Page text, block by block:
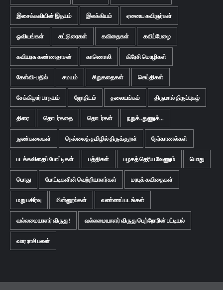
இசைக்கவியின் இதயம் இலக்கியம் ஏனைய கவிஞர்கள்
ஓவியங்கள் கட்டுரைகள் கவிதைகள் கவிப்பேழை
கவியரசு கண்ணதாசன் காணொலி கிரேசி மொழிகள்
கேள்வி-பதில் சமயம் சிறுகதைகள் செய்திகள்
சேக்கிழார் பா நயம் ஜோதிடம் தலையங்கம் திருமால் திருப்புகழ்
திரை தொடர்கதை தொடர்கள் நறுக்..துணுக்...
நுண்கலைகள் நெல்லைத் தமிழில் திருக்குறள் நேர்காணல்கள்
படக்கவிதைப் போட்டிகள் பத்திகள் பழகத் தெரிய வேணும் பொது
பொது போட்டிகளின் வெற்றியாளர்கள் மரபுக் கவிதைகள்
மறு பகிர்வு மின்னூல்கள் வண்ணப் படங்கள்
வல்லமையாளர் விருது! வல்லமையாளர் விருது பெற்றோரின் பட்டியல்
வார ராசி பலன்